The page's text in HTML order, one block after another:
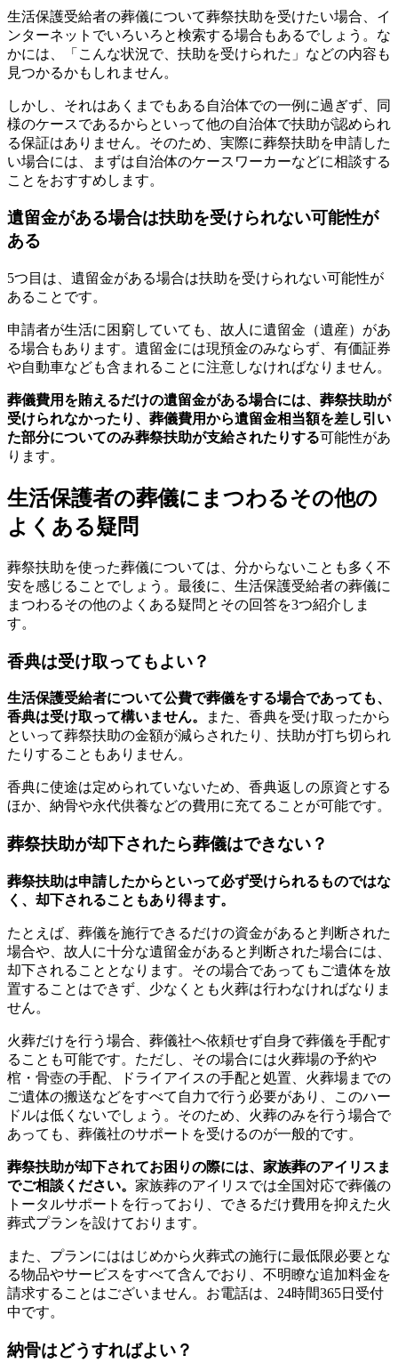
生活保護受給者の葬儀について葬祭扶助を受けたい場合、イ
ンターネットでいろいろと検索する場合もあるでしょう。な
かには、「こんな状況で、扶助を受けられた」などの内容も
見つかるかもしれません。
しかし、それはあくまでもある自治体での一例に過ぎず、同
様のケースであるからといって他の自治体で扶助が認められ
る保証はありません。そのため、実際に葬祭扶助を申請した
い場合には、まずは自治体のケースワーカーなどに相談する
ことをおすすめします。
遺留金がある場合は扶助を受けられない可能性が
ある
5つ目は、遺留金がある場合は扶助を受けられない可能性が
あることです。
申請者が生活に困窮していても、故人に遺留金（遺産）があ
る場合もあります。遺留金には現預金のみならず、有価証券
や自動車なども含まれることに注意しなければなりません。
葬儀費用を賄えるだけの遺留金がある場合には、葬祭扶助が
受けられなかったり、葬儀費用から遺留金相当額を差し引い
た部分についてのみ葬祭扶助が支給されたりする可能性があ
ります。
生活保護者の葬儀にまつわるその他の
よくある疑問
葬祭扶助を使った葬儀については、分からないことも多く不
安を感じることでしょう。最後に、生活保護受給者の葬儀に
まつわるその他のよくある疑問とその回答を3つ紹介しま
す。
香典は受け取ってもよい？
生活保護受給者について公費で葬儀をする場合であっても、
香典は受け取って構いません。
また、香典を受け取ったから
といって葬祭扶助の金額が減らされたり、扶助が打ち切られ
たりすることもありません。
香典に使途は定められていないため、香典返しの原資とする
ほか、納骨や永代供養などの費用に充てることが可能です。
葬祭扶助が却下されたら葬儀はできない？
葬祭扶助は申請したからといって必ず受けられるものではな
く、却下されることもあり得ます。
たとえば、葬儀を施行できるだけの資金があると判断された
場合や、故人に十分な遺留金があると判断された場合には、
却下されることとなります。その場合であってもご遺体を放
置することはできず、少なくとも火葬は行わなければなりま
せん。
火葬だけを行う場合、葬儀社へ依頼せず自身で葬儀を手配す
ることも可能です。ただし、その場合には火葬場の予約や
棺・骨壺の手配、ドライアイスの手配と処置、火葬場までの
ご遺体の搬送などをすべて自力で行う必要があり、このハー
ドルは低くないでしょう。そのため、火葬のみを行う場合で
あっても、葬儀社のサポートを受けるのが一般的です。
葬祭扶助が却下されてお困りの際には、家族葬のアイリスま
でご相談ください。 家族葬のアイリスでは全国対応で葬儀の
トータルサポートを行っており、できるだけ費用を抑えた火
葬式プランを設けております。
また、プランにははじめから火葬式の施行に最低限必要とな
る物品やサービスをすべて含んでおり、不明瞭な追加料金を
請求することはございません。お電話は、24時間365日受付
中です。
納骨はどうすればよい？